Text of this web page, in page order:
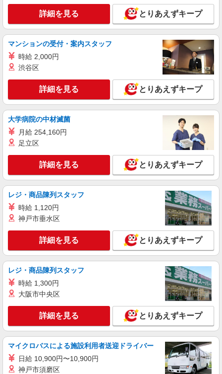
キープ 詳細を見る
派遣社員
株式会社kotrio /●KB-H-1879531
＜デイサービス/兵庫駅＞面接なし！最短3日で
時給1550円〜2187円 ＜日払い有/週払い有/交
通費全支給(ガソリン代含む)＞
神戸市兵庫区/最寄り：兵庫駅
キープ 詳細を見る
株式会社kotrio /●KB-H-1900202
＜新開地＞デイサービスSTAFF＊16時退社も
OK！子育て世代活躍中
時給1450円〜2187円 ＜日払い有/週払い有/交
キープ 詳細を見る
株式会社kotrio /●KB-H-1879370
新開地駅◎負担少なめの障がい者支援員★社会
時給1550円〜2187円 ＜日払い有/週払い有/交
通費全支給(ガソリン代含む)＞
兵庫区（最寄駅：新開地）
キープ 詳細を見る
詳細を見る とりあえずキープ
マンションの受付・案内スタッフ
時給 2,000円
渋谷区
詳細を見る とりあえずキープ
大学病院の中材滅菌
月給 254,160円
足立区
詳細を見る とりあえずキープ
レジ・商品陳列スタッフ
時給 1,120円
神戸市垂水区
詳細を見る とりあえずキープ
レジ・商品陳列スタッフ
時給 1,300円
大阪市中央区
詳細を見る とりあえずキープ
マイクロバスによる施設利用者送迎ドライバー
日給 10,900円〜10,900円
神戸市須磨区